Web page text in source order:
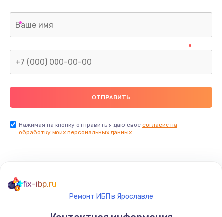
Нажимая на кнопку отправить я даю свое согласие на
обработку моих персональных данных.
fix-ibp.ru
Ремонт ИБП в Ярославле